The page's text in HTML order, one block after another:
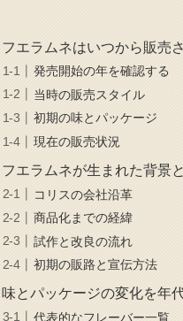
フエラムネはいつから販売
発売開始の年を確認する
当時の販売スタイル
初期の味とパッケージ
現在の販売状況
フエラムネが生まれた背景
コリスの会社沿革
商品化までの経緯
試作と改良の流れ
初期の販路と宣伝方法
味とパッケージの変化を年
代表的なフレーバー一覧